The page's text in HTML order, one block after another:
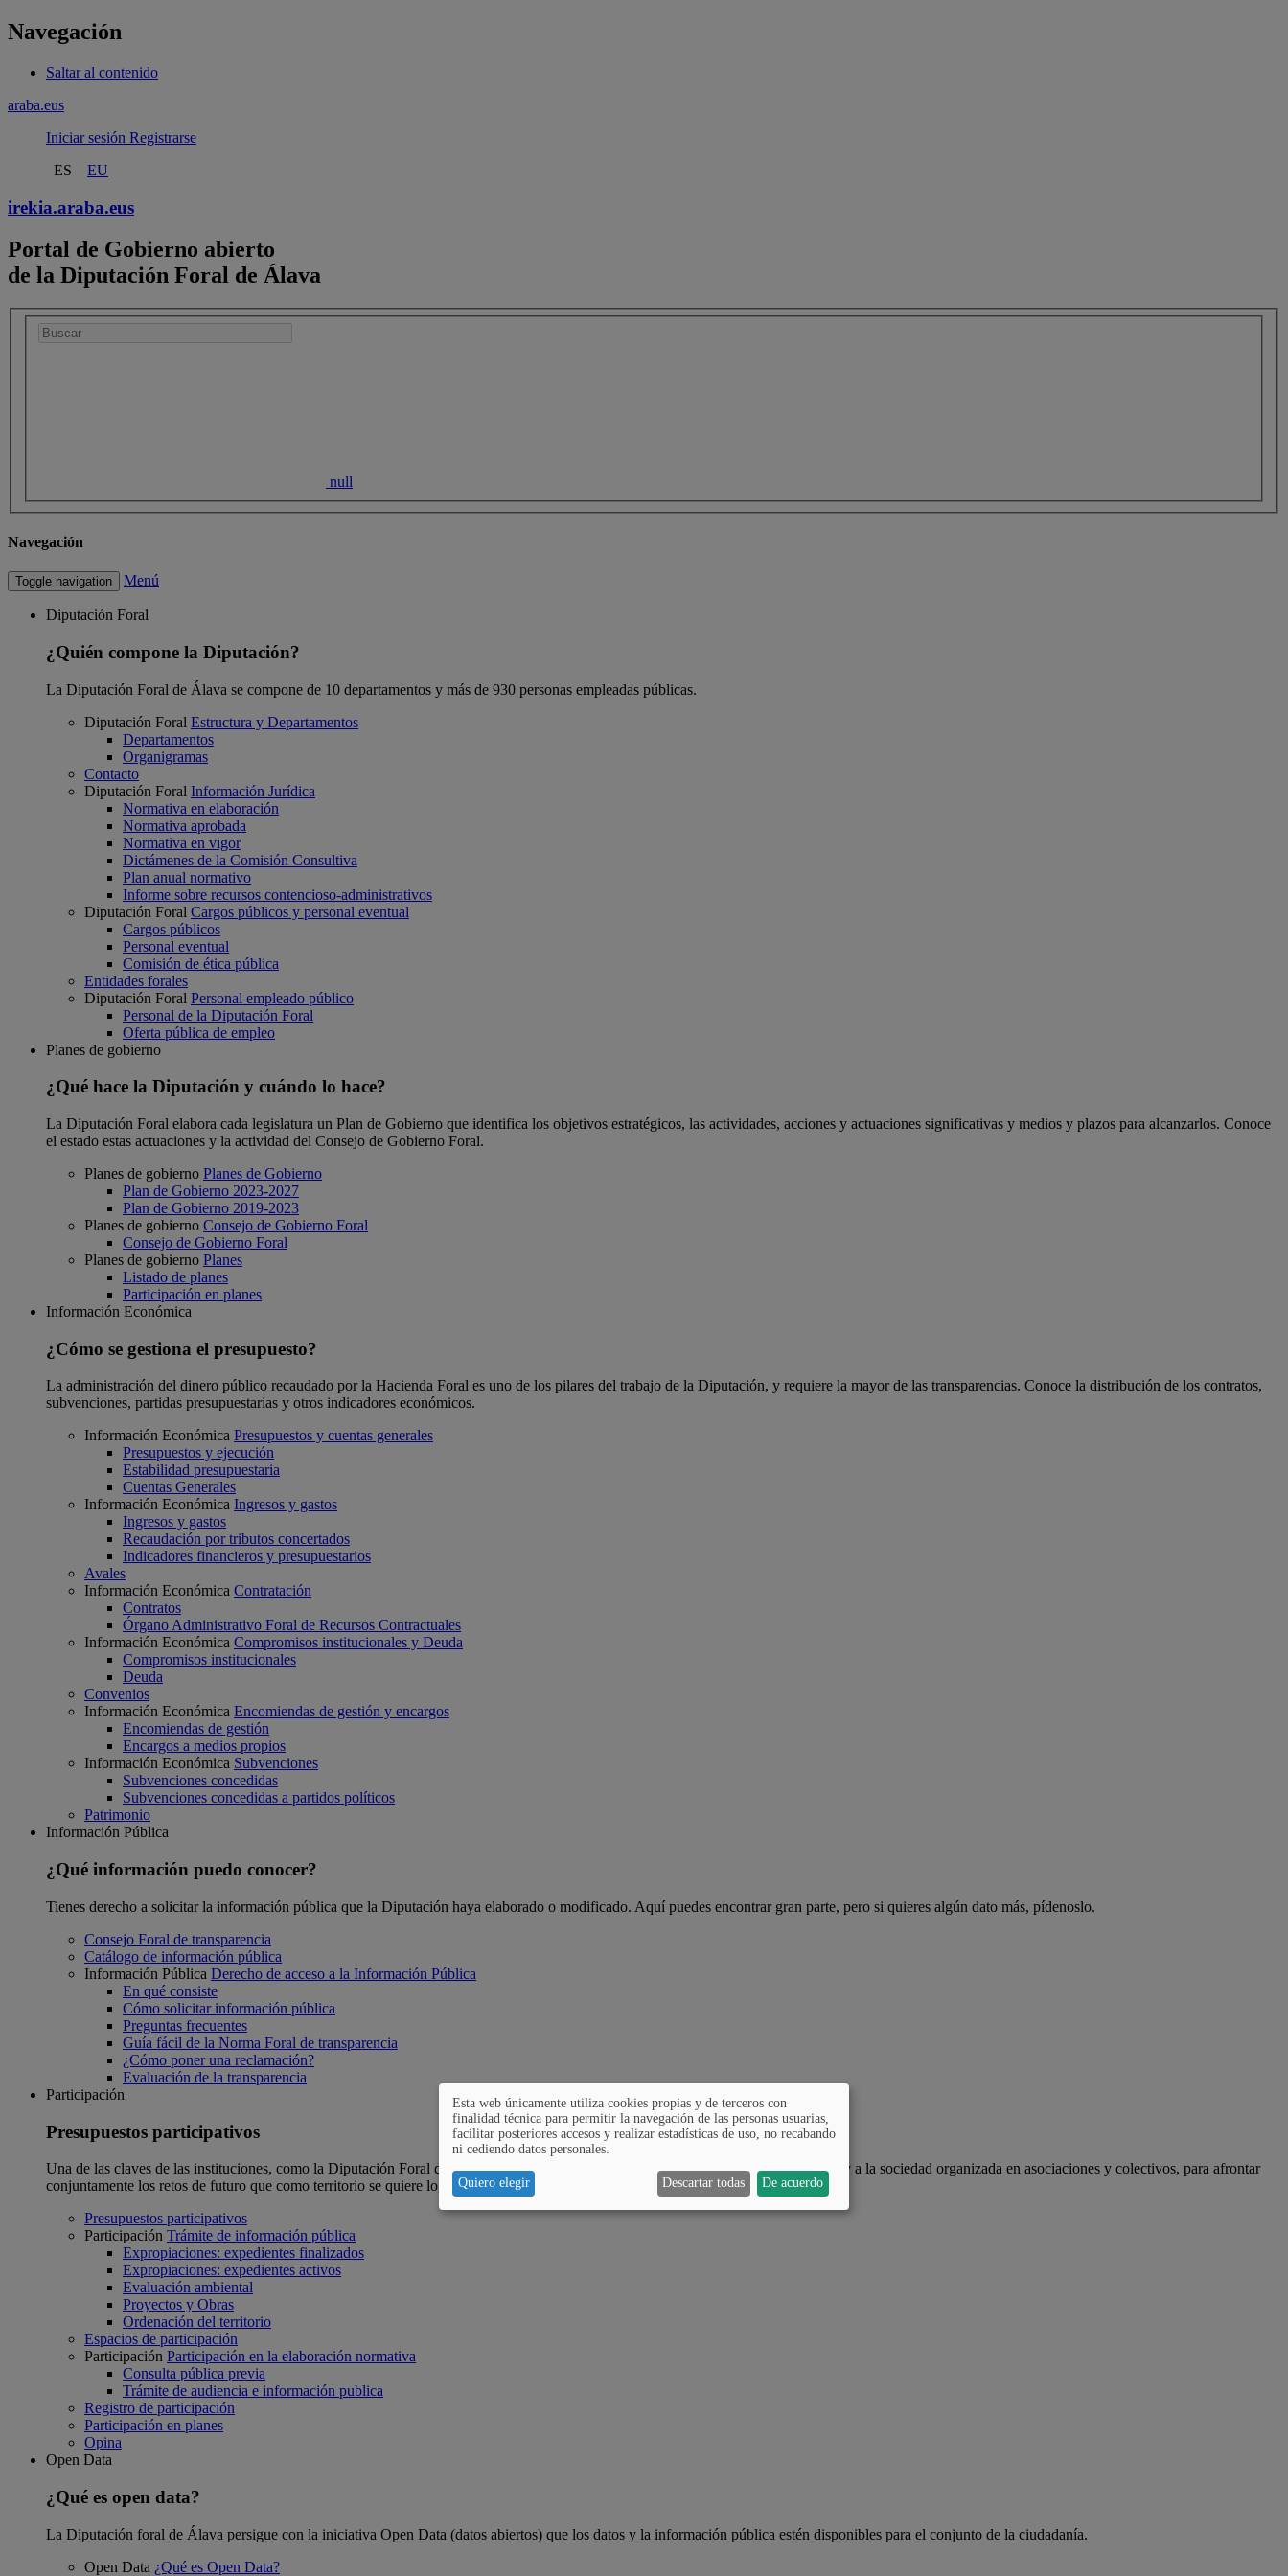
Navegación
Saltar al contenido
araba.eus
Iniciar sesión Registrarse
ES
EU
irekia.araba.eus
Portal de Gobierno abierto
de la Diputación Foral de Álava
null
Navegación
Toggle navigation Menú
Diputación Foral
¿Quién compone la Diputación?
La Diputación Foral de Álava se compone de 10 departamentos y más de 930 personas empleadas públicas.
Diputación Foral Estructura y Departamentos
Departamentos
Organigramas
Contacto
Diputación Foral Información Jurídica
Normativa en elaboración
Normativa aprobada
Normativa en vigor
Dictámenes de la Comisión Consultiva
Plan anual normativo
Informe sobre recursos contencioso-administrativos
Diputación Foral Cargos públicos y personal eventual
Cargos públicos
Personal eventual
Comisión de ética pública
Entidades forales
Diputación Foral Personal empleado público
Personal de la Diputación Foral
Oferta pública de empleo
Planes de gobierno
¿Qué hace la Diputación y cuándo lo hace?
La Diputación Foral elabora cada legislatura un Plan de Gobierno que identifica los objetivos estratégicos, las actividades, acciones y actuaciones significativas y medios y plazos para alcanzarlos. Conoce
el estado estas actuaciones y la actividad del Consejo de Gobierno Foral.
Planes de gobierno Planes de Gobierno
Plan de Gobierno 2023-2027
Plan de Gobierno 2019-2023
Planes de gobierno Consejo de Gobierno Foral
Consejo de Gobierno Foral
Planes de gobierno Planes
Listado de planes
Participación en planes
Información Económica
¿Cómo se gestiona el presupuesto?
La administración del dinero público recaudado por la Hacienda Foral es uno de los pilares del trabajo de la Diputación, y requiere la mayor de las transparencias. Conoce la distribución de los contratos,
subvenciones, partidas presupuestarias y otros indicadores económicos.
Información Económica Presupuestos y cuentas generales
Presupuestos y ejecución
Estabilidad presupuestaria
Cuentas Generales
Información Económica Ingresos y gastos
Ingresos y gastos
Recaudación por tributos concertados
Indicadores financieros y presupuestarios
Avales
Información Económica Contratación
Contratos
Órgano Administrativo Foral de Recursos Contractuales
Información Económica Compromisos institucionales y Deuda
Compromisos institucionales
Deuda
Convenios
Información Económica Encomiendas de gestión y encargos
Encomiendas de gestión
Encargos a medios propios
Información Económica Subvenciones
Subvenciones concedidas
Subvenciones concedidas a partidos políticos
Patrimonio
Información Pública
¿Qué información puedo conocer?
Tienes derecho a solicitar la información pública que la Diputación haya elaborado o modificado. Aquí puedes encontrar gran parte, pero si quieres algún dato más, pídenoslo.
Consejo Foral de transparencia
Catálogo de información pública
Información Pública Derecho de acceso a la Información Pública
En qué consiste
Cómo solicitar información pública
Preguntas frecuentes
Guía fácil de la Norma Foral de transparencia
¿Cómo poner una reclamación?
Evaluación de la transparencia
Participación
Presupuestos participativos
Una de las claves de las instituciones, como la Diputación Foral de Álava, es ampliar las oportunidades de participar a la ciudadanía y a la sociedad organizada en asociaciones y colectivos, para afrontar
conjuntamente los retos de futuro que como territorio se quiere lograr.
Presupuestos participativos
Participación Trámite de información pública
Expropiaciones: expedientes finalizados
Expropiaciones: expedientes activos
Evaluación ambiental
Proyectos y Obras
Ordenación del territorio
Espacios de participación
Participación Participación en la elaboración normativa
Consulta pública previa
Trámite de audiencia e información publica
Registro de participación
Participación en planes
Opina
Open Data
¿Qué es open data?
La Diputación foral de Álava persigue con la iniciativa Open Data (datos abiertos) que los datos y la información pública estén disponibles para el conjunto de la ciudadanía.
Open Data ¿Qué es Open Data?
Esta web únicamente utiliza cookies propias y de terceros con
finalidad técnica para permitir la navegación de las personas usuarias,
facilitar posteriores accesos y realizar estadísticas de uso, no recabando
ni cediendo datos personales.
Quiero elegir Descartar todas De acuerdo